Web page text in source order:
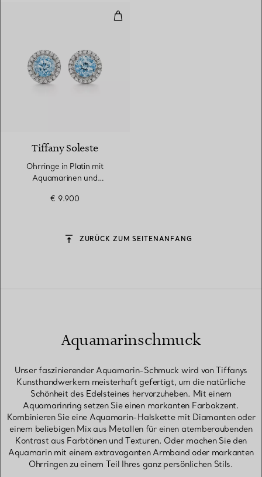
Ohrringe in Platin mit
Tiffany Soleste
Ohrringe in Platin mit
Aquamarinen und
€ 9.900
ZURÜCK ZUM SEITENANFANG
Aquamarinschmuck
Unser faszinierender Aquamarin-Schmuck wird von Tiffanys
Kunsthandwerkern meisterhaft gefertigt, um die natürliche
Schönheit des Edelsteines hervorzuheben. Mit einem
Aquamarinring setzen Sie einen markanten Farbakzent.
Kombinieren Sie eine Aquamarin-Halskette mit Diamanten oder
einem beliebigen Mix aus Metallen für einen atemberaubenden
Kontrast aus Farbtönen und Texturen. Oder machen Sie den
Aquamarin mit einem extravaganten Armband oder markanten
Ohrringen zu einem Teil Ihres ganz persönlichen Stils.